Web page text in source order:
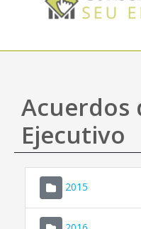
Acuerdos
Ejecutivo
2015